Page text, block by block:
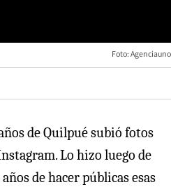
Foto: Agenciauno
de Quilpué subió fotos
Lo hizo luego de
de hacer públicas esas